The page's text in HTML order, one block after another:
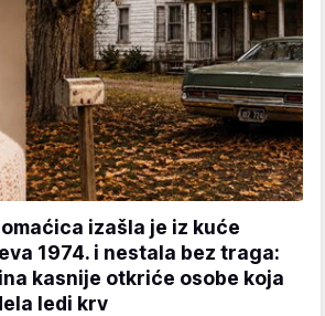
izašla je iz kuće
1974. i nestala bez traga:
kasnije otkriće osobe koja
ledi krv